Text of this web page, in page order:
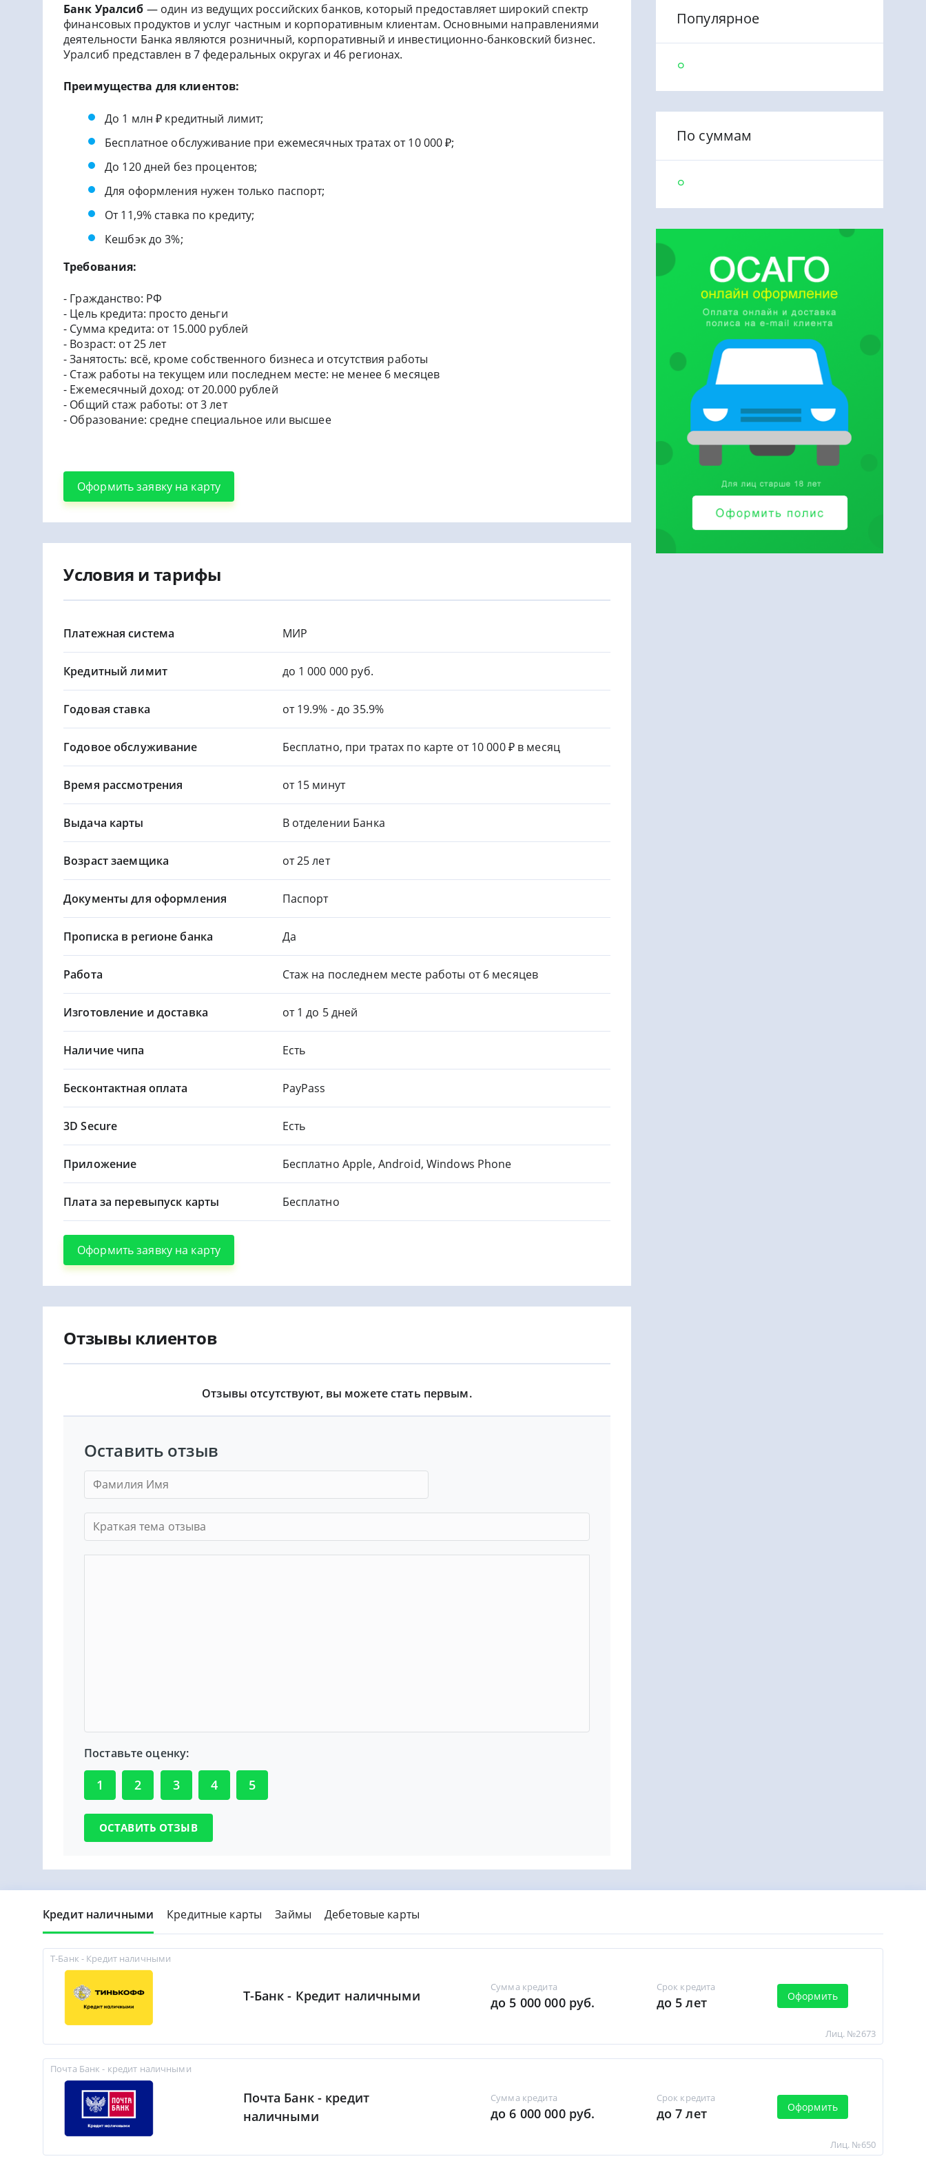
Банк Уралсиб — один из ведущих российских банков, который предоставляет широкий спектр
финансовых продуктов и услуг частным и корпоративным клиентам. Основными направлениями
деятельности Банка являются розничный, корпоративный и инвестиционно-банковский бизнес.
Уралсиб представлен в 7 федеральных округах и 46 регионах.
Преимущества для клиентов:
До 1 млн ₽ кредитный лимит;
Бесплатное обслуживание при ежемесячных тратах от 10 000 ₽;
До 120 дней без процентов;
Для оформления нужен только паспорт;
От 11,9% ставка по кредиту;
Кешбэк до 3%;
Требования:
- Гражданство: РФ
- Цель кредита: просто деньги
- Сумма кредита: от 15.000 рублей
- Возраст: от 25 лет
- Занятость: всё, кроме собственного бизнеса и отсутствия работы
- Стаж работы на текущем или последнем месте: не менее 6 месяцев
- Ежемесячный доход: от 20.000 рублей
- Общий стаж работы: от 3 лет
- Образование: средне специальное или высшее
Оформить заявку на карту
Условия и тарифы
Платежная система МИР
Кредитный лимит до 1 000 000 руб.
Годовая ставка от 19.9% - до 35.9%
Годовое обслуживание Бесплатно, при тратах по карте от 10 000 ₽ в месяц
Время рассмотрения от 15 минут
Выдача карты В отделении Банка
Возраст заемщика от 25 лет
Документы для оформления Паспорт
Прописка в регионе банка Да
Работа Стаж на последнем месте работы от 6 месяцев
Изготовление и доставка от 1 до 5 дней
Наличие чипа Есть
Бесконтактная оплата PayPass
3D Secure Есть
Приложение Бесплатно Apple, Android, Windows Phone
Плата за перевыпуск карты Бесплатно
Оформить заявку на карту
Отзывы клиентов
Отзывы отсутствуют, вы можете стать первым.
Оставить отзыв
Поставьте оценку:
1 2 3 4 5
Популярное
По суммам
Кредит наличными Кредитные карты Займы Дебетовые карты
Т-Банк - Кредит наличными
Т-Банк - Кредит наличными
Сумма кредита
до 5 000 000 руб.
Срок кредита
до 5 лет Оформить
Лиц. №2673
Почта Банк - кредит наличными
Почта Банк - кредит
наличными
Сумма кредита
до 6 000 000 руб.
Срок кредита
до 7 лет Оформить
Лиц. №650